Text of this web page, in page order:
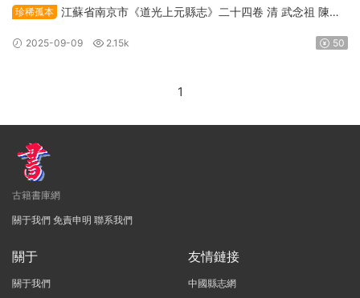
珍稀孤本 江蘇省南京市《道光上元縣志》二十四卷 清 武念祖 陳道
2025-09-09 2.15k 50
1
古籍書庫網
關于我們 免責申明 聯系我們
關于
關于我們
友情鏈接
中國縣志網